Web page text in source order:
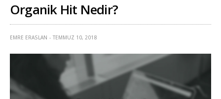
Organik Hit Nedir?
EMRE ERASLAN TEMMUZ 10, 2018